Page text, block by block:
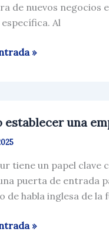
de nuevos negocios
Al
»
establecer una
tiene un papel clave
puerta de entrada
de habla inglesa de
»